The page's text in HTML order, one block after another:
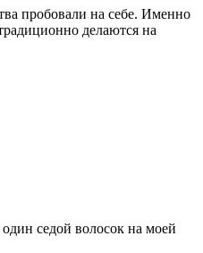
пробовали на себе. Именно
делаются на
седой волосок на моей